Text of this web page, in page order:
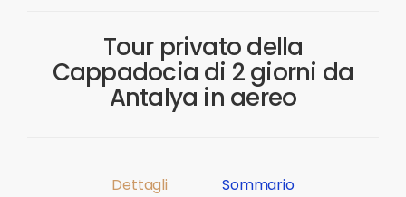
Tour privato della
Cappadocia di 2 giorni da
Antalya in aereo
Dettagli
Sommario